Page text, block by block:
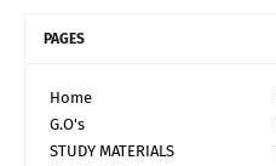
PAGES
Home
G.O's
STUDY MATERIALS